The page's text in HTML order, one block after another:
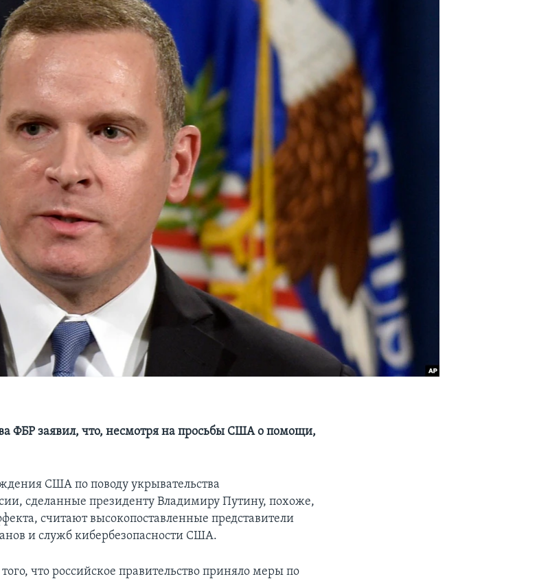
ФБР заявил, что, несмотря на просьбы США о помощи,
США по поводу укрывательства
сделанные президенту Владимиру Путину, похоже,
считают высокопоставленные представители
и служб кибербезопасности США.
что российское правительство приняло меры по